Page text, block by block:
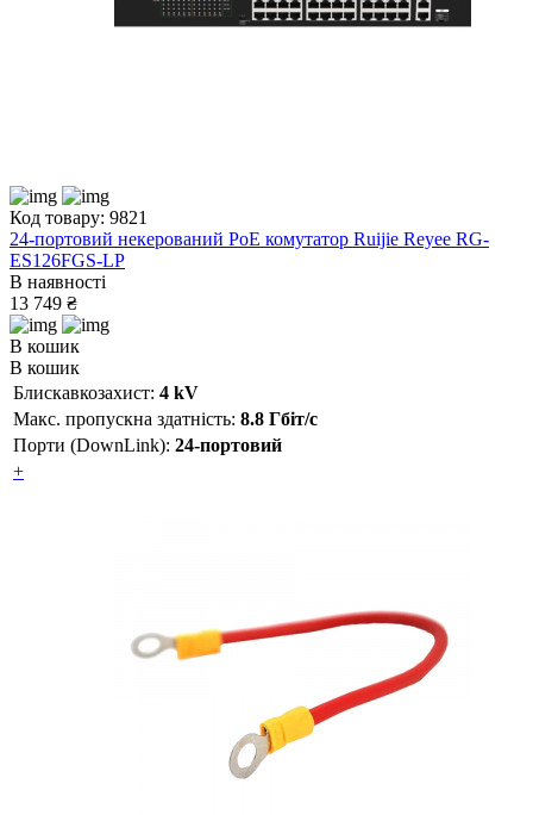
Код товару: 9821
24-портовий некерований PoE комутатор Ruijie Reyee RG-
ES126FGS-LP
В наявності
13 749 ₴
В кошик
В кошик
Блискавкозахист: 4 kV
Макс. пропускна здатність: 8.8 Гбіт/с
Порти (DownLink): 24-портовий
+